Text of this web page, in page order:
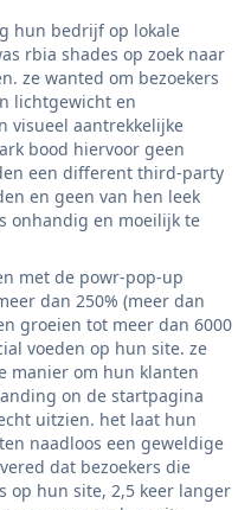
hun bedrijf op lokale
rbia shades op zoek naar
ze wanted om bezoekers
lichtgewicht en
visueel aantrekkelijke
bood hiervoor geen
een different third-party
en geen van hen leek
onhandig en moeilijk te
met de powr-pop-up
dan 250% (meer dan
groeien tot meer dan 6000
voeden op hun site. ze
manier om hun klanten
on de startpagina
uitzien. het laat hun
naadloos een geweldige
dat bezoekers die
op hun site, 2,5 keer langer